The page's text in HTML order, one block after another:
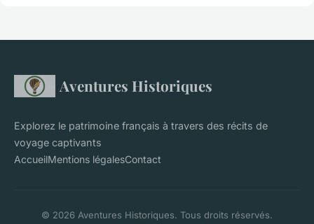
Aventures Historiques
Explorez le patrimoine français à travers des récits de
voyage captivants
AccueilMentions légalesContact
© 2026 Aventures Historiques. Tous droits réservés.